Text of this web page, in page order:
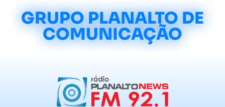
GRUPO PLANALTO DE
COMUNICAÇÃO